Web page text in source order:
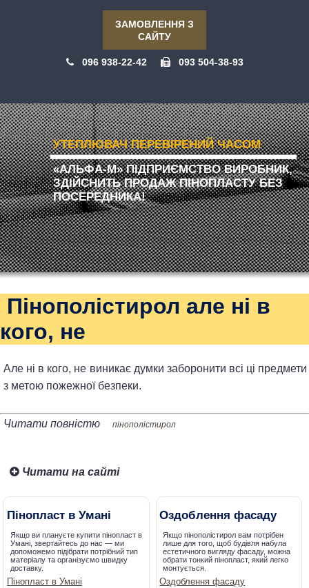
ЗАМОВЛЕННЯ З
САЙТУ
096 938-22-42 093 504-38-93
УТЕПЛЮВАЧ ПЕРЕВІРЕНИЙ ЧАСОМ
«АЛЬФА-М» ПІДПРИЄМСТВО ВИРОБНИК,
ЗДІЙСНИТЬ ПРОДАЖ ПІНОПЛАСТУ БЕЗ
ПОСЕРЕДНИКА!
Пінополістирол але ні в
кого, не
Але ні в кого, не виникає думки заборонити всі ці предмети
з метою пожежної безпеки.
Читати повністю пінополістирол
Читати на сайті
Пінопласт в Умані
Якщо ви плануєте купити пінопласт в
Умані, звертайтесь до нас — ми
допоможемо підібрати потрібний тип
матеріалу та організуємо швидку
доставку.
Пінопласт в Умані
Оздоблення фасаду
Якщо пінополістирол вам потрібен
лише для того, щоб будівля набула
естетичного вигляду фасаду, можна
обрати тонкий пінопласт, який легко
монтується.
Оздоблення фасаду